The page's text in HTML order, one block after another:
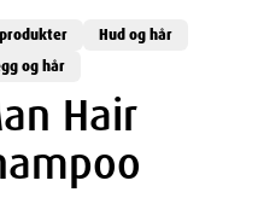
Hud og hår
og hår
Hair